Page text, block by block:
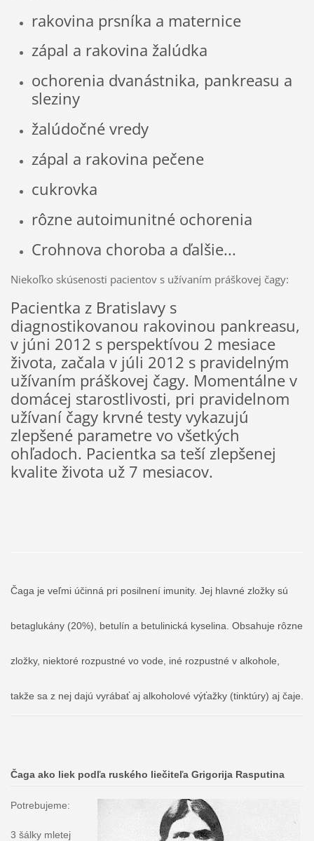
rakovina prsníka a maternice
zápal a rakovina žalúdka
ochorenia dvanástnika, pankreasu a
sleziny
žalúdočné vredy
zápal a rakovina pečene
cukrovka
rôzne autoimunitné ochorenia
Crohnova choroba a ďalšie...
Niekoľko skúsenosti pacientov s užívaním práškovej čagy:
Pacientka z Bratislavy s
diagnostikovanou rakovinou pankreasu,
v júni 2012 s perspektívou 2 mesiace
života, začala v júli 2012 s pravidelným
užívaním práškovej čagy. Momentálne v
domácej starostlivosti, pri pravidelnom
užívaní čagy krvné testy vykazujú
zlepšené parametre vo všetkých
ohľadoch. Pacientka sa teší zlepšenej
kvalite života už 7 mesiacov.
Čaga je veľmi účinná pri posilnení imunity. Jej hlavné zložky sú
betaglukány (20%), betulín a betulinická kyselina. Obsahuje rôzne
zložky, niektoré rozpustné vo vode, iné rozpustné v alkohole,
takže sa z nej dajú vyrábať aj alkoholové výťažky (tinktúry) aj čaje.
Čaga ako liek podľa ruského liečiteľa Grigorija Rasputina
Potrebujeme:
3 šálky mletej